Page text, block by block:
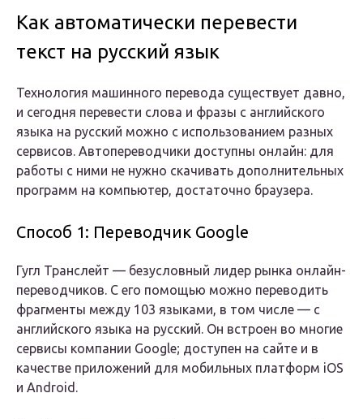
Как автоматически перевести
текст на русский язык
Технология машинного перевода существует давно,
и сегодня перевести слова и фразы с английского
языка на русский можно с использованием разных
сервисов. Автопереводчики доступны онлайн: для
работы с ними не нужно скачивать дополнительных
программ на компьютер, достаточно браузера.
Способ 1: Переводчик Google
Гугл Транслейт — безусловный лидер рынка онлайн-
переводчиков. С его помощью можно переводить
фрагменты между 103 языками, в том числе — с
английского языка на русский. Он встроен во многие
сервисы компании Google; доступен на сайте и в
качестве приложений для мобильных платформ iOS
и Android.